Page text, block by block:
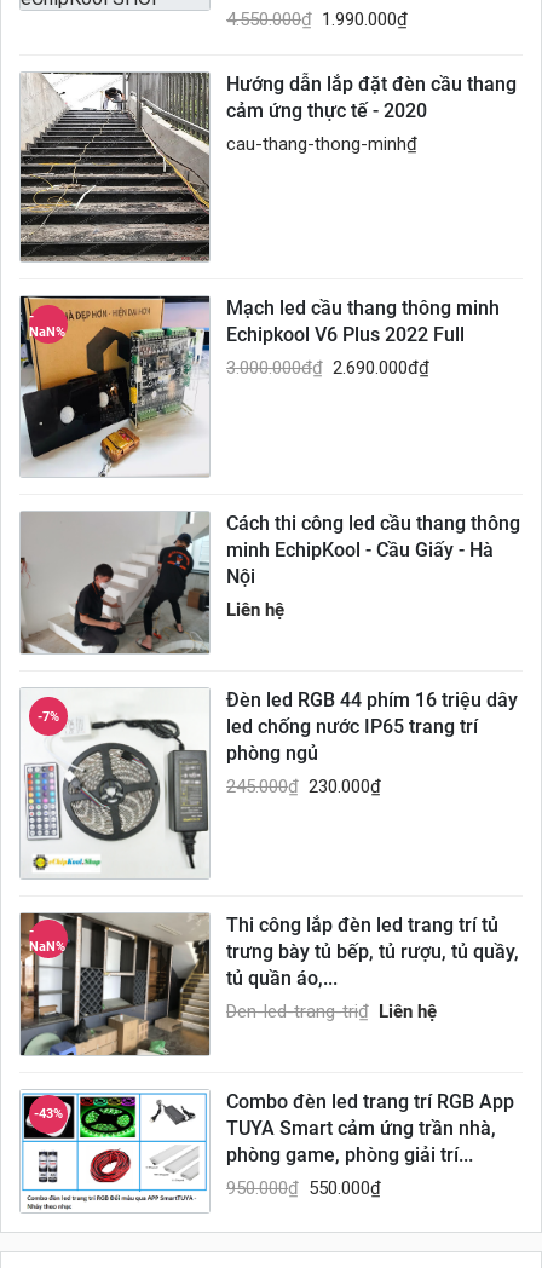
4.550.000₫ 1.990.000₫
Hướng dẫn lắp đặt đèn cầu thang
cảm ứng thực tế - 2020
cau-thang-thong-minh₫
-
NaN%
Mạch led cầu thang thông minh
Echipkool V6 Plus 2022 Full
3.000.000đ₫ 2.690.000đ₫
Cách thi công led cầu thang thông
minh EchipKool - Cầu Giấy - Hà
Nội
Liên hệ
-7%
Đèn led RGB 44 phím 16 triệu dây
led chống nước IP65 trang trí
phòng ngủ
245.000₫ 230.000₫
-
NaN%
Thi công lắp đèn led trang trí tủ
trưng bày tủ bếp, tủ rượu, tủ quầy,
tủ quần áo,...
Den-led-trang-tri₫ Liên hệ
-43%
Combo đèn led trang trí RGB App
TUYA Smart cảm ứng trần nhà,
phòng game, phòng giải trí...
950.000₫ 550.000₫